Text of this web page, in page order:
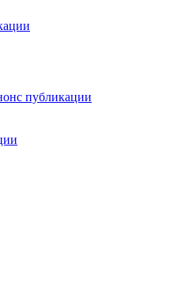
публикации